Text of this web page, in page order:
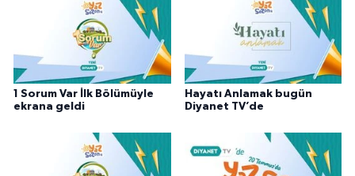
1 Sorum Var İlk Bölümüyle
ekrana geldi
Hayatı Anlamak bugün
Diyanet TV’de
Eskişehir Müftülüğü
Gaziantep Müftülüğü
Giresun Müftülüğü
Hakkari Müftülüğü